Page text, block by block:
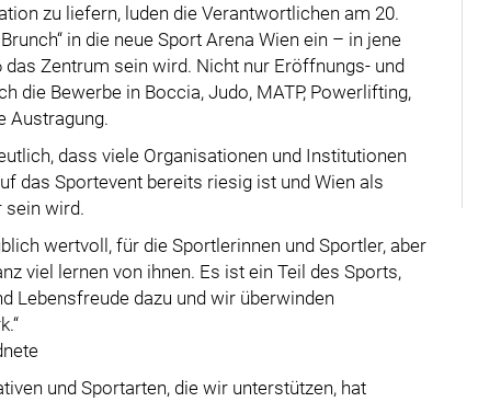
zu liefern, luden die Verantwortlichen am 20.
in die neue Sport Arena Wien ein – in jene
Zentrum sein wird. Nicht nur Eröffnungs- und
die Bewerbe in Boccia, Judo, MATP, Powerlifting,
Austragung.
dass viele Organisationen und Institutionen
das Sportevent bereits riesig ist und Wien als
sein wird.
wertvoll, für die Sportlerinnen und Sportler, aber
viel lernen von ihnen. Es ist ein Teil des Sports,
Lebensfreude dazu und wir überwinden
und Sportarten, die wir unterstützen, hat